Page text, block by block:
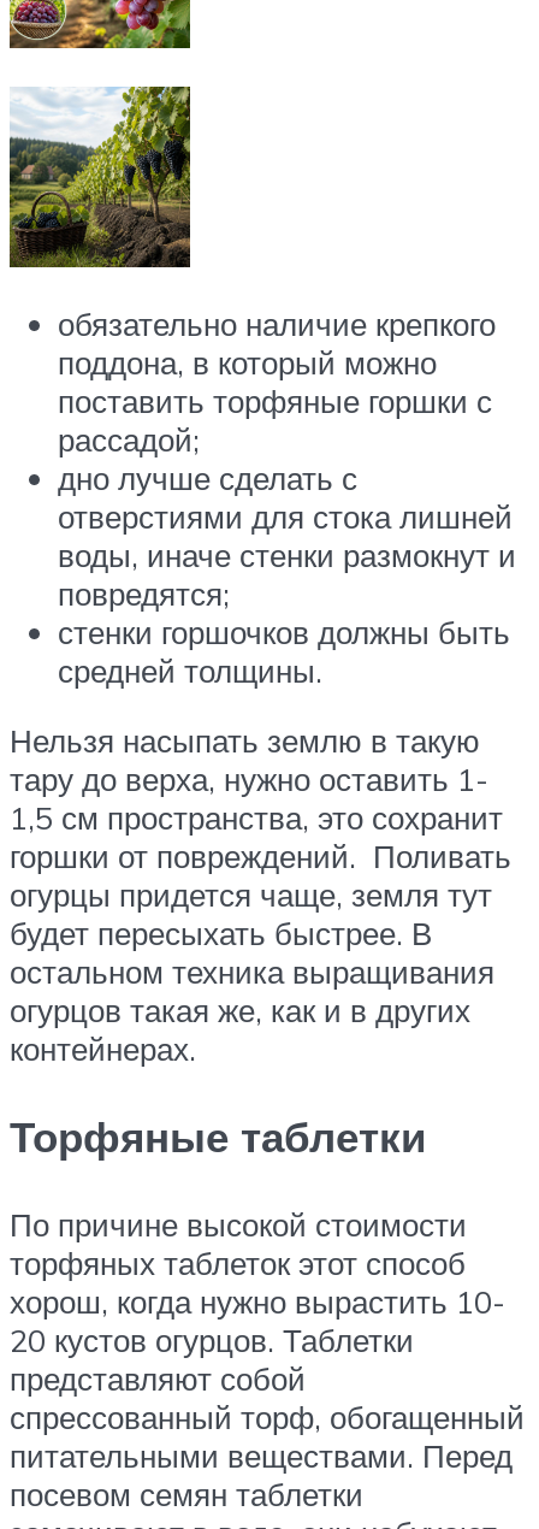
обязательно наличие крепкого
поддона, в который можно
поставить торфяные горшки с
рассадой;
дно лучше сделать с
отверстиями для стока лишней
воды, иначе стенки размокнут и
повредятся;
стенки горшочков должны быть
средней толщины.
Нельзя насыпать землю в такую
тару до верха, нужно оставить 1-
1,5 см пространства, это сохранит
горшки от повреждений. Поливать
огурцы придется чаще, земля тут
будет пересыхать быстрее. В
остальном техника выращивания
огурцов такая же, как и в других
контейнерах.
Торфяные таблетки
По причине высокой стоимости
торфяных таблеток этот способ
хорош, когда нужно вырастить 10-
20 кустов огурцов. Таблетки
представляют собой
спрессованный торф, обогащенный
питательными веществами. Перед
посевом семян таблетки